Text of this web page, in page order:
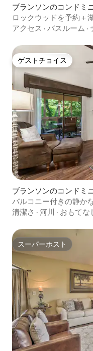
ブランソンのコンドミ
ロックウッドを予約＋
OK＋プール
アクセス · バスルーム ·
ゲストチョイス
ゲストチョイス
ブランソンのコンドミ
バルコニー付きの静か
清潔さ · 河川 · おもてな
スーパーホスト
スーパーホスト